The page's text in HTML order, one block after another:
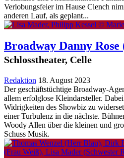
Verlobungsfeier im Hause Clench
anderen Lauf, als geplant...
Broadway Danny Rose
Schlosstheater, Celle
Redaktion 18. August 2023
Der geschäftstüchtige Broadway-
allem erfolglose Kleindarsteller.
Widrigkeiten des Showbiz zu
einer Turbulenz in die nächste.
Woody Allen über die kleinen und
Schuss Musik.